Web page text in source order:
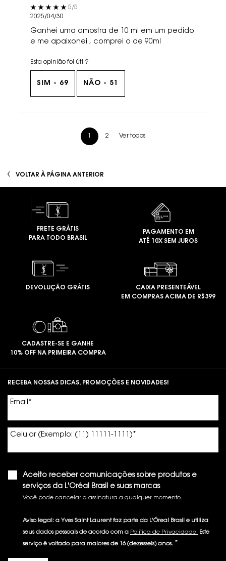
5 out of 5 stars.5/5
2025/04/30
Ganhei uma amostra de 10 ml em um pedido
e me apaixonei , comprei o de 90ml
Esta opinião foi útil?
SIM - 69 NÃO - 51
Page 1 of 2. Current page
2 Ver todos
VOLTAR À PÁGINA ANTERIOR
FRETE GRÁTIS
PARA TODO BRASIL
PAGAMENTO EM
ATÉ 10X SEM JUROS
DEVOLUÇÃO GRÁTIS
CAIXA PRESENTEÁVEL
EM COMPRAS ACIMA DE R$399
CADASTRE-SE E GANHE
10% OFF NA PRIMEIRA COMPRA
RECEBA NOSSAS DICAS, PROMOÇÕES E NOVIDADES!
Email *
Celular (Exemplo: (11) 11111-1111) *
Aceito receber comunicações sobre produtos e
serviços da L'Oréal Brasil e suas marcas
Você pode cancelar a assinatura a qualquer momento.​
Aviso legal: a Yves Saint Laurent faz parte da L'Óreal Brasil e utiliza
seus dados pessoais de acordo com a Política de Privacidade. Este
serviço é voltado para maiores de 16 (dezesseis) anos. *